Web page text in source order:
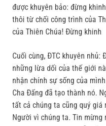
được khuyên bảo: đừng
thôi từ chối công trình của
của Thiên Chúa! Đừng khinh
Cuối cùng, ĐTC khuyên
những lừa dối của thế giới
nhận chính sự sống của
Cha Đấng đã tạo thành nó.
tất cả chúng ta cũng quý giá
Người vì chúng ta. Tin mừng